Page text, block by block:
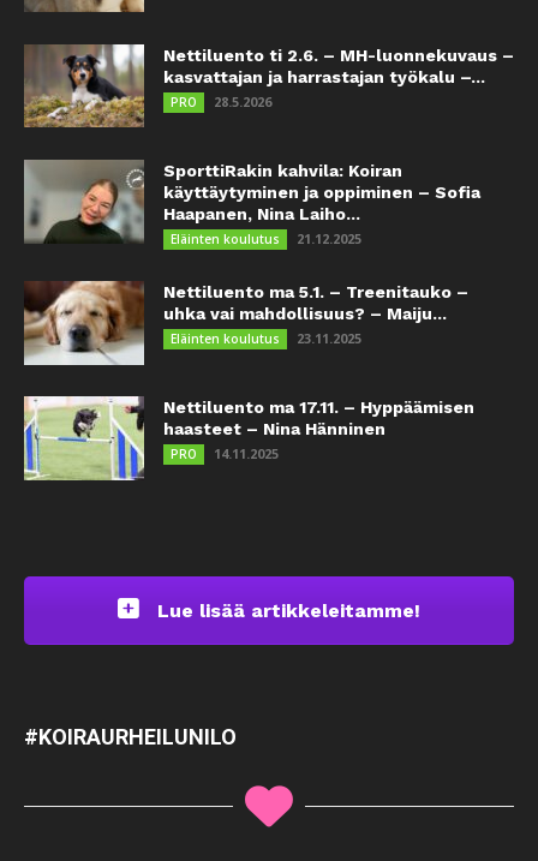
Nettiluento ti 2.6. – MH-luonnekuvaus –
kasvattajan ja harrastajan työkalu –...
PRO 28.5.2026
SporttiRakin kahvila: Koiran
käyttäytyminen ja oppiminen – Sofia
Haapanen, Nina Laiho...
Eläinten koulutus 21.12.2025
Nettiluento ma 5.1. – Treenitauko –
uhka vai mahdollisuus? – Maiju...
Eläinten koulutus 23.11.2025
Nettiluento ma 17.11. – Hyppäämisen
haasteet – Nina Hänninen
PRO 14.11.2025
Lue lisää artikkeleitamme!
#KOIRAURHEILUNILO